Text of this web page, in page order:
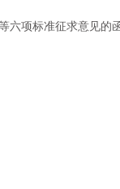
六项标准征求意见的